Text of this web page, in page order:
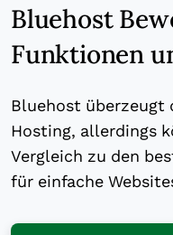
Bluehost
Funktionen
Bluehost überzeugt
Hosting, allerdings
Vergleich zu den
für einfache